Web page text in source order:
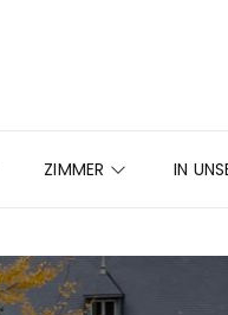
ZIMMER IN